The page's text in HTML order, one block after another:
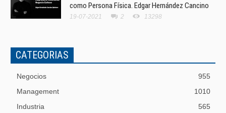
como Persona Física. Edgar Hernández Cancino
19-07-2021 2 13298
CATEGORIAS
Negocios
955
Management
1010
Industria
565